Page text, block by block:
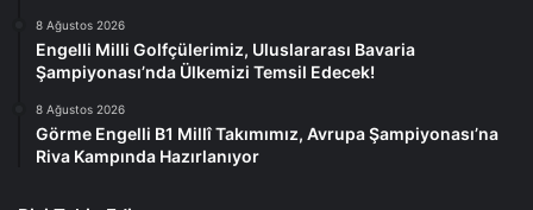
8 Ağustos 2026
Engelli Milli Golfçülerimiz, Uluslararası Bavaria
Şampiyonası’nda Ülkemizi Temsil Edecek!
8 Ağustos 2026
Görme Engelli B1 Millî Takımımız, Avrupa Şampiyonası’na
Riva Kampında Hazırlanıyor